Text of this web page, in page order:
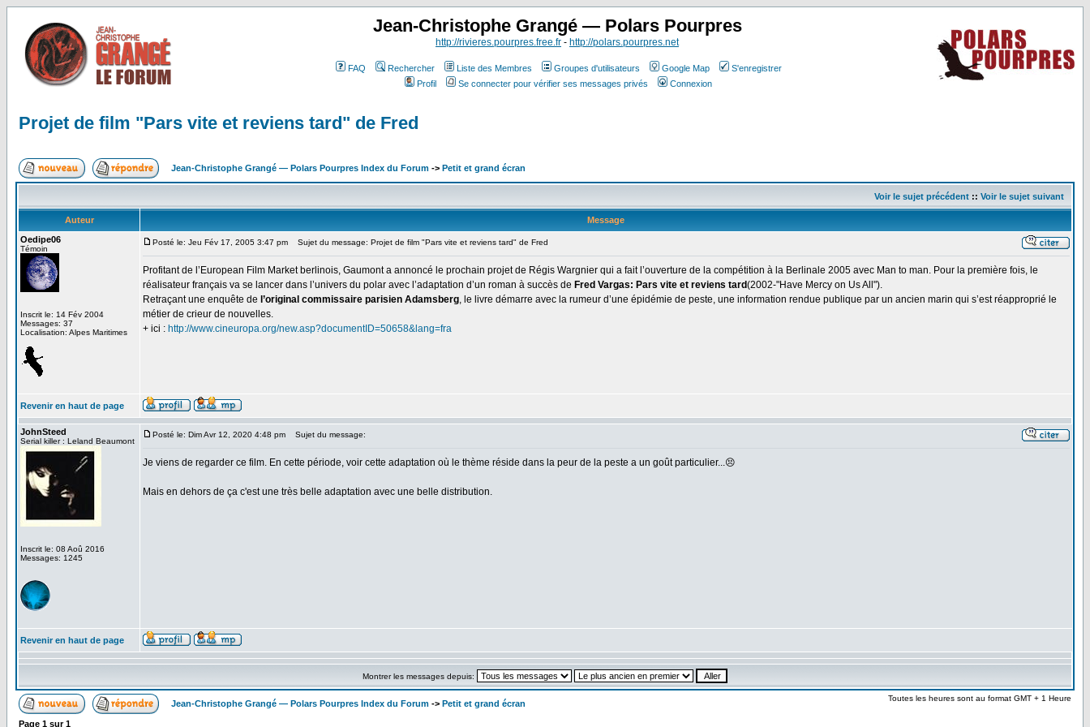
Jean-Christophe Grangé — Polars Pourpres
http://rivieres.pourpres.free.fr - http://polars.pourpres.net
FAQ Rechercher Liste des Membres Groupes d'utilisateurs Google Map
S'enregistrer
Profil
Se connecter pour vérifier ses messages privés Connexion
Projet de film "Pars vite et reviens tard" de Fred
Jean-Christophe Grangé — Polars Pourpres Index du Forum -> Petit et grand écran
Voir le sujet précédent :: Voir le sujet suivant
Auteur
Message
Oedipe06
Témoin
Inscrit le: 14 Fév 2004
Messages: 37
Localisation: Alpes Maritimes
Posté le: Jeu Fév 17, 2005 3:47 pm Sujet du message: Projet de film "Pars vite et reviens tard" de Fred
Profitant de l’European Film Market berlinois, Gaumont a annoncé le prochain projet de Régis Wargnier qui a fait l’ouverture de la compétition à la Berlinale 2005 avec Man to man. Pour la première fois, le
réalisateur français va se lancer dans l’univers du polar avec l’adaptation d’un roman à succès de Fred Vargas: Pars vite et reviens tard(2002-"Have Mercy on Us All").
Retraçant une enquête de l’original commissaire parisien Adamsberg, le livre démarre avec la rumeur d’une épidémie de peste, une information rendue publique par un ancien marin qui s’est réapproprié le
métier de crieur de nouvelles.
+ ici : http://www.cineuropa.org/new.asp?documentID=50658&lang=fra
Revenir en haut de page
JohnSteed
Serial killer : Leland Beaumont
Inscrit le: 08 Aoû 2016
Messages: 1245
Posté le: Dim Avr 12, 2020 4:48 pm Sujet du message:
Je viens de regarder ce film. En cette période, voir cette adaptation où le thème réside dans la peur de la peste a un goût particulier...😣
Mais en dehors de ça c'est une très belle adaptation avec une belle distribution.
Revenir en haut de page
Montrer les messages depuis:
Jean-Christophe Grangé — Polars Pourpres Index du Forum -> Petit et grand écran
Toutes les heures sont au format GMT + 1 Heure
Page 1 sur1